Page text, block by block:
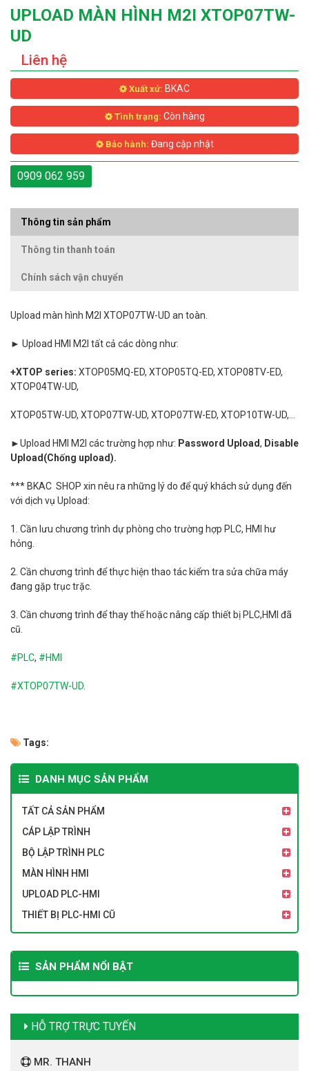
UPLOAD MÀN HÌNH M2I XTOP07TW-
UD
Liên hệ
Xuất xứ: BKAC
Tình trạng: Còn hàng
Bảo hành: Đang cập nhật
0909 062 959
Thông tin sản phẩm
Thông tin thanh toán
Chính sách vận chuyển
Upload màn hình M2I XTOP07TW-UD an toàn.
► Upload HMI M2I tất cả các dòng như:
+XTOP series: XTOP05MQ-ED, XTOP05TQ-ED, XTOP08TV-ED,
XTOP04TW-UD,
XTOP05TW-UD, XTOP07TW-UD, XTOP07TW-ED, XTOP10TW-UD,...
►Upload HMI M2I các trường hợp như: Password Upload, Disable
Upload(Chống upload).
*** BKAC SHOP xin nêu ra những lý do để quý khách sử dụng đến
với dịch vụ Upload:
1. Cần lưu chương trình dự phòng cho trường hợp PLC, HMI hư
hỏng.
2. Cần chương trình để thực hiện thao tác kiểm tra sửa chữa máy
đang gặp trục trặc.
3. Cần chương trình để thay thế hoặc nâng cấp thiết bị PLC,HMI đã
cũ.
#PLC, #HMI
#XTOP07TW-UD
Tags:
DANH MỤC SẢN PHẨM
TẤT CẢ SẢN PHẨM
CÁP LẬP TRÌNH
BỘ LẬP TRÌNH PLC
MÀN HÌNH HMI
UPLOAD PLC-HMI
THIẾT BỊ PLC-HMI CŨ
SẢN PHẨM NỔI BẬT
HỖ TRỢ TRỰC TUYẾN
MR. THANH